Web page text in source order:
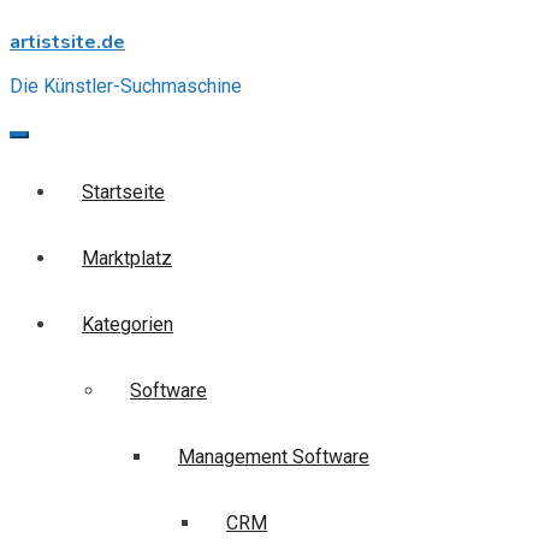
to
artistsite.de
Die Künstler-Suchmaschine
Startseite
Marktplatz
Kategorien
Software
Management Software
CRM